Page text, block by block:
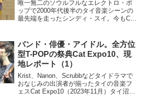
唯一無二のソウルフルなエレクトロ・ポ
ップで2000年代後半のタイ音楽シーンの
最先端を走ったシンディ・スイ。今もCM
バンド・俳優・アイドル。全方位
型T-POPの祭典Cat Expo10、現
地レポート（1）
Krist、Nanon、Scrubbなどタイドラマで
おなじみの出演者が揃ったタイの音楽フ
ェスCat Expo10（2023年11月）タイ沼の